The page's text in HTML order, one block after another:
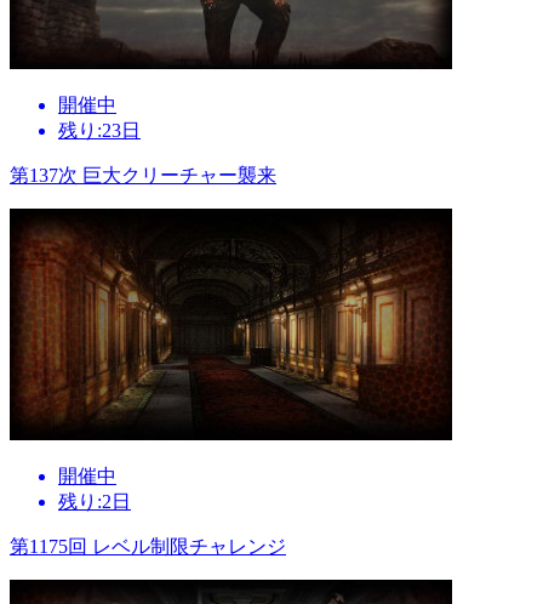
開催中
残り:23日
第137次 巨大クリーチャー襲来
開催中
残り:2日
第1175回 レベル制限チャレンジ